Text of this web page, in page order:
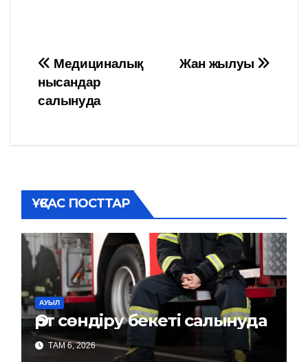
Навигация
по
Жан жылуы
Медициналық
нысандар
салынуда
ҰҚСАС ПОСТТАР
АУЫЛ
Өрт сөндіру бекеті салынуда
ТАМ 6, 2026